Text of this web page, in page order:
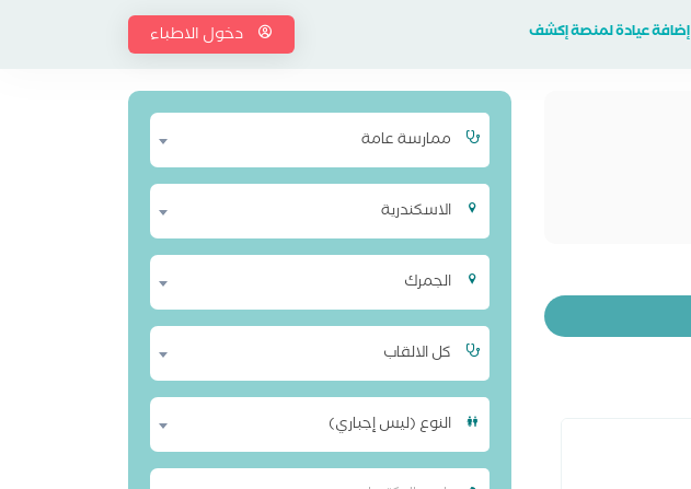
إضافة عيادة لمنصة إكشف دخول الاطباء
ممارسة عامة
الاسكندرية
الجمرك
كل الالقاب
النوع (ليس إجباري)